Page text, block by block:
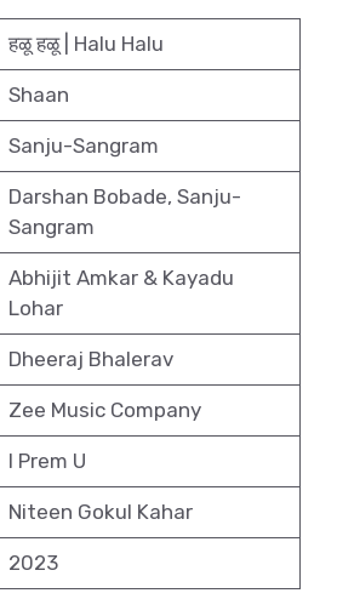
हळू हळू | Halu Halu
Shaan
Sanju-Sangram
Darshan Bobade, Sanju-
Sangram
Abhijit Amkar & Kayadu
Lohar
Dheeraj Bhalerav
Zee Music Company
I Prem U
Niteen Gokul Kahar
2023